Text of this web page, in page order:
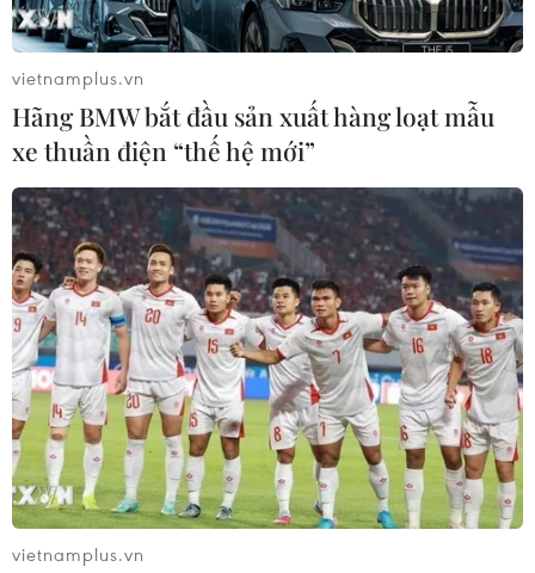
vietnamplus.vn
Hãng BMW bắt đầu sản xuất hàng loạt mẫu
xe thuần điện “thế hệ mới”
vietnamplus.vn